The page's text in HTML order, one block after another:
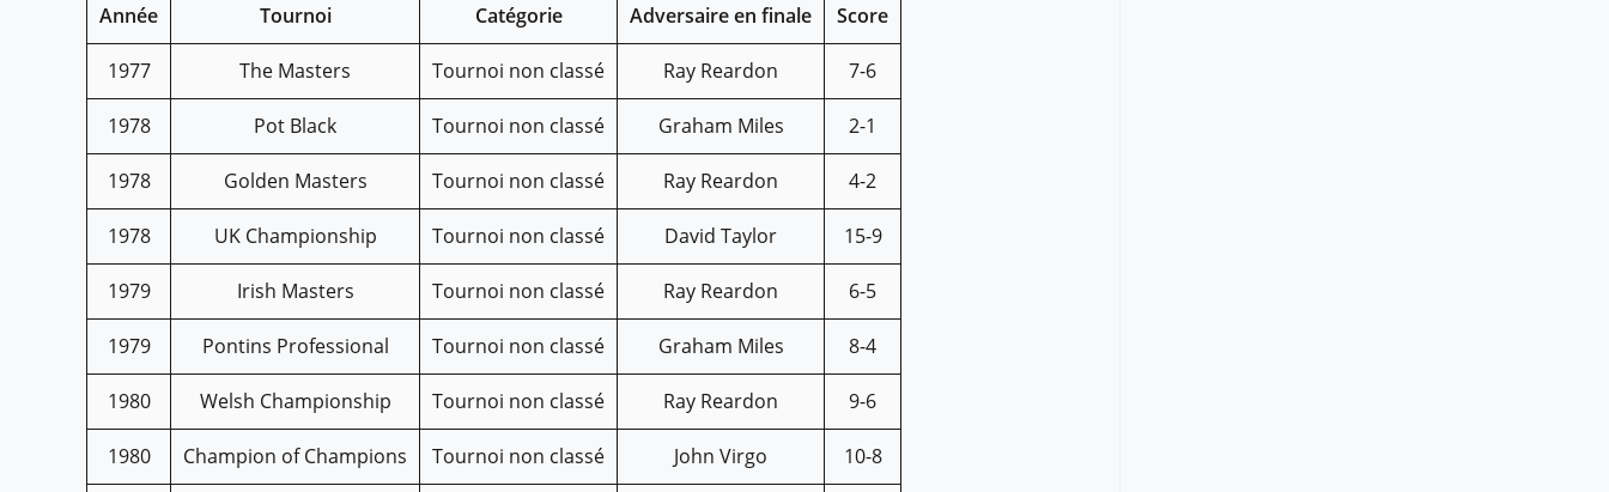
Année Tournoi Catégorie Adversaire en finale Score
1977 The Masters Tournoi non classé Ray Reardon 7-6
1978 Pot Black Tournoi non classé Graham Miles 2-1
1978 Golden Masters Tournoi non classé Ray Reardon 4-2
1978 UK Championship Tournoi non classé David Taylor 15-9
1979 Irish Masters Tournoi non classé Ray Reardon 6-5
1979 Pontins Professional Tournoi non classé Graham Miles 8-4
1980 Welsh Championship Tournoi non classé Ray Reardon 9-6
1980 Champion of Champions Tournoi non classé John Virgo 10-8